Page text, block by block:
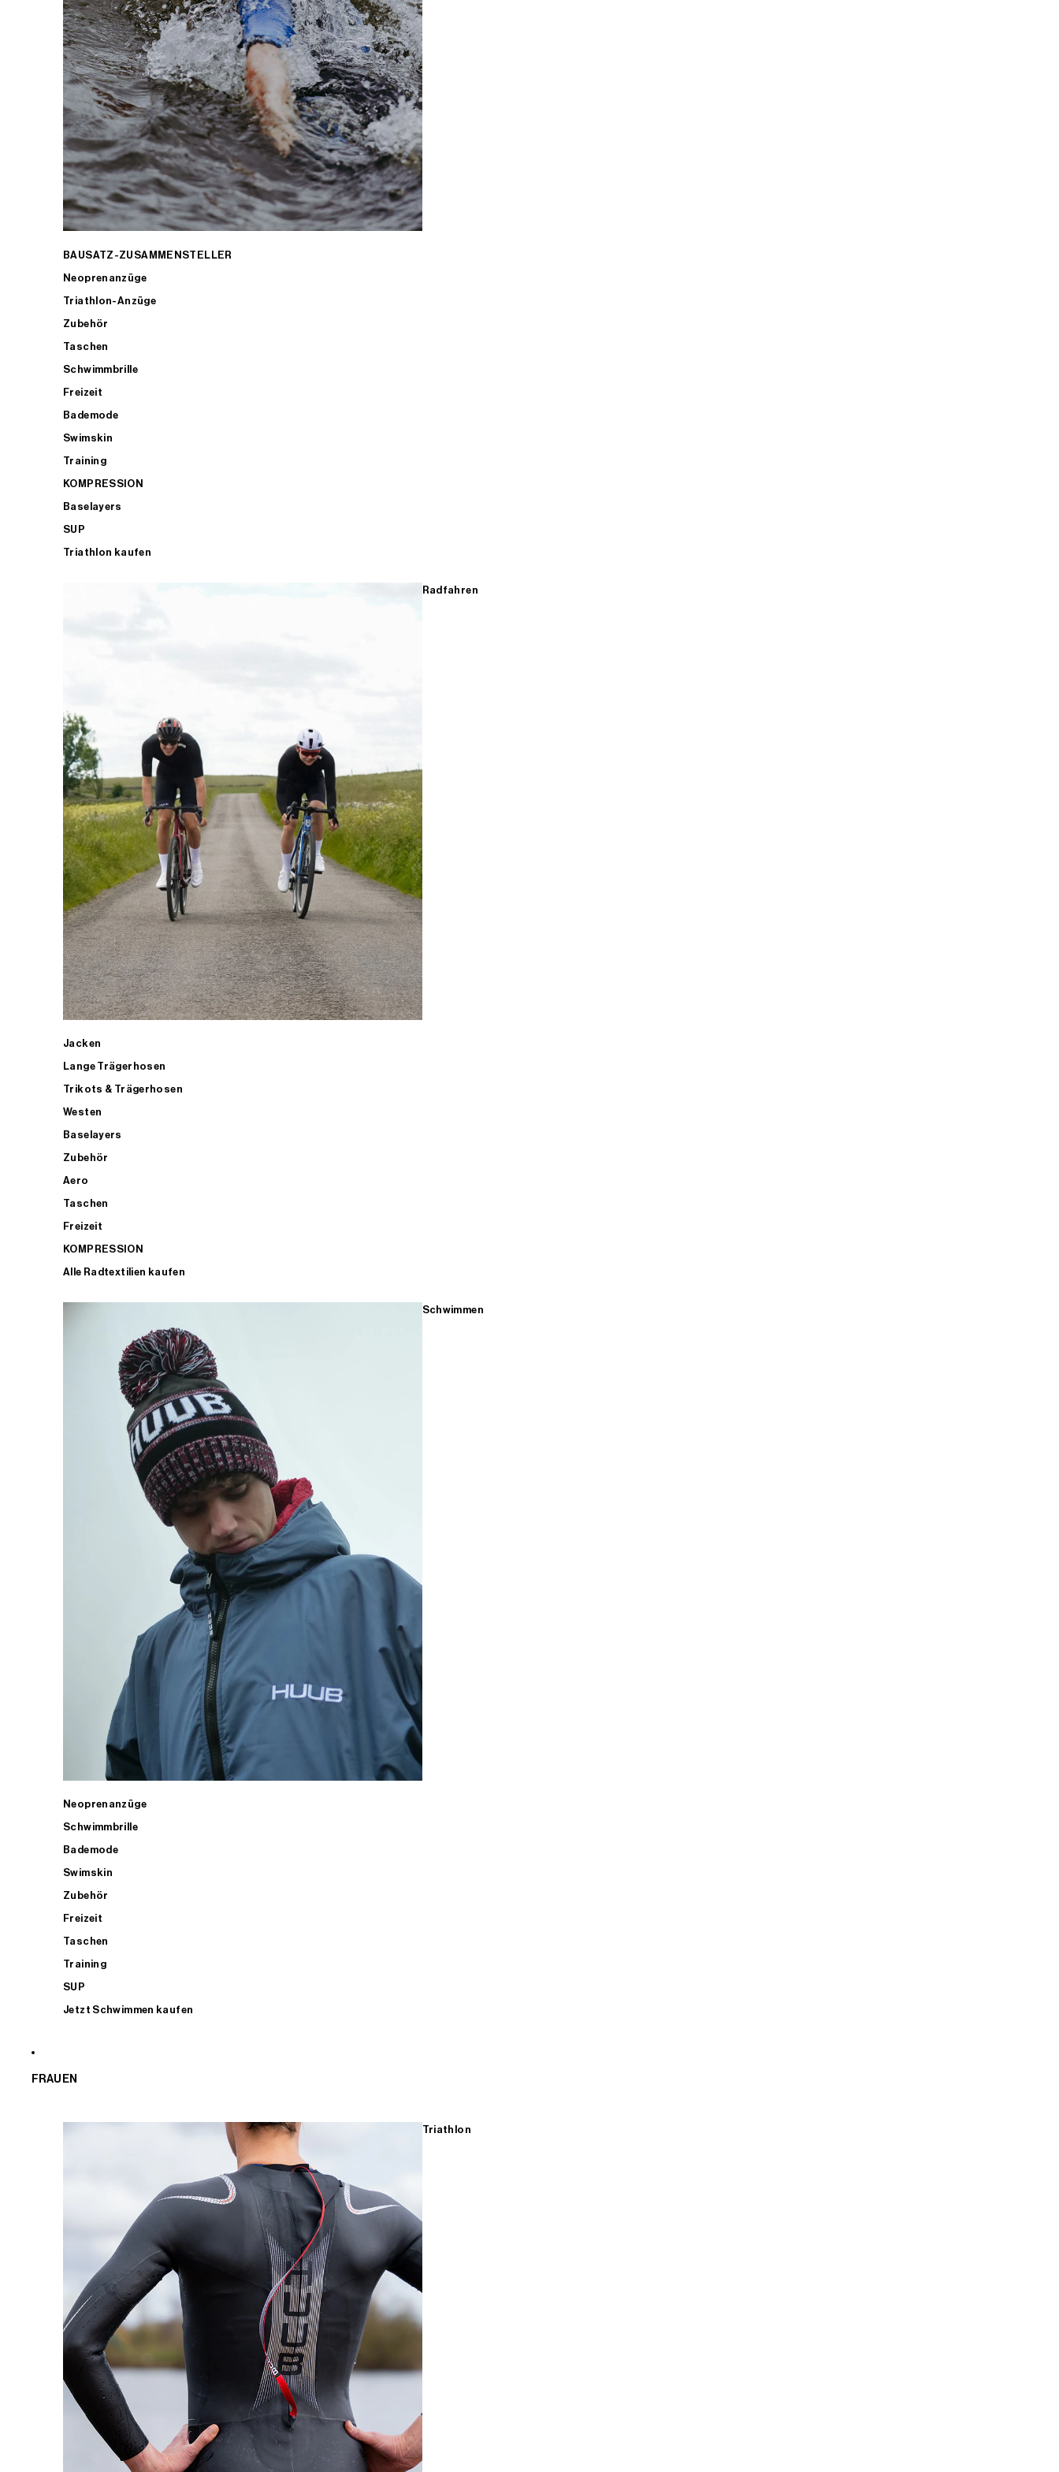
BAUSATZ-ZUSAMMENSTELLER
Neoprenanzüge
Triathlon-Anzüge
Zubehör
Taschen
Schwimmbrille
Freizeit
Bademode
Swimskin
Training
KOMPRESSION
Baselayers
SUP
Triathlon kaufen
Radfahren
Jacken
Lange Trägerhosen
Trikots & Trägerhosen
Westen
Baselayers
Zubehör
Aero
Taschen
Freizeit
KOMPRESSION
Alle Radtextilien kaufen
Schwimmen
Neoprenanzüge
Schwimmbrille
Bademode
Swimskin
Zubehör
Freizeit
Taschen
Training
SUP
Jetzt Schwimmen kaufen
FRAUEN
Triathlon